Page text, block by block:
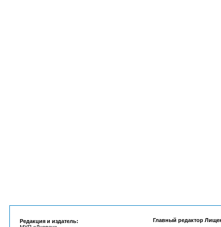
Редакция и издатель:
Главный редактор